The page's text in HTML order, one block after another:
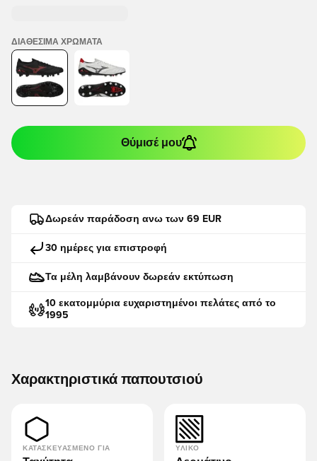
ΔΙΑΘΈΣΙΜΑ ΧΡΏΜΑΤΑ
Θύμισέ μου
Δωρεάν παράδοση ανω των 69 EUR
30 ημέρες για επιστροφή
Τα μέλη λαμβάνουν δωρεάν εκτύπωση
10 εκατομμύρια ευχαριστημένοι πελάτες από το
1995
Χαρακτηριστικά παπουτσιού
ΚΑΤΑΣΚΕΥΑΣΜΈΝΟ ΓΙΑ ΥΛΙΚΌ